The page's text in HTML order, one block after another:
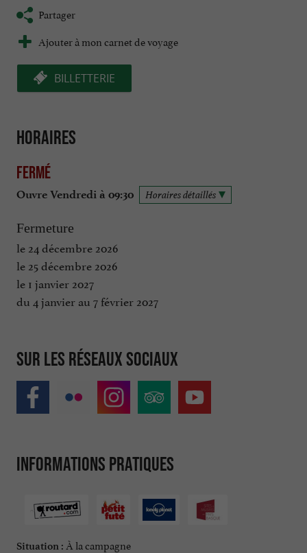
Partager
Ajouter à mon carnet de voyage
BILLETTERIE
Horaires
Fermé
Ouvre Vendredi à 09:30 Horaires détaillés
Fermeture
le 24 décembre 2026
le 25 décembre 2026
le 1 janvier 2027
du 4 janvier au 7 février 2027
Sur les réseaux sociaux
Informations pratiques
Situation : À la campagne